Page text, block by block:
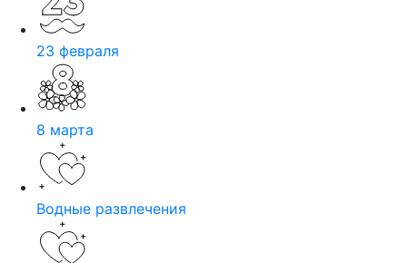
23 февраля
8 марта
Водные развлечения